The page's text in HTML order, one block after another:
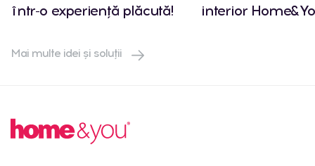
într-o experiență plăcută!
interior
Mai multe idei și soluții